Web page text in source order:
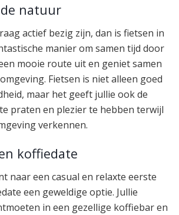
natuur
actief bezig zijn, dan is fietsen in
manier om samen tijd door
mooie route uit en geniet samen
Fietsen is niet alleen goed
maar het geeft jullie ook de
praten en plezier te hebben terwijl
verkennen.
koffiedate
naar een casual en relaxte eerste
een geweldige optie. Jullie
in een gezellige koffiebar en